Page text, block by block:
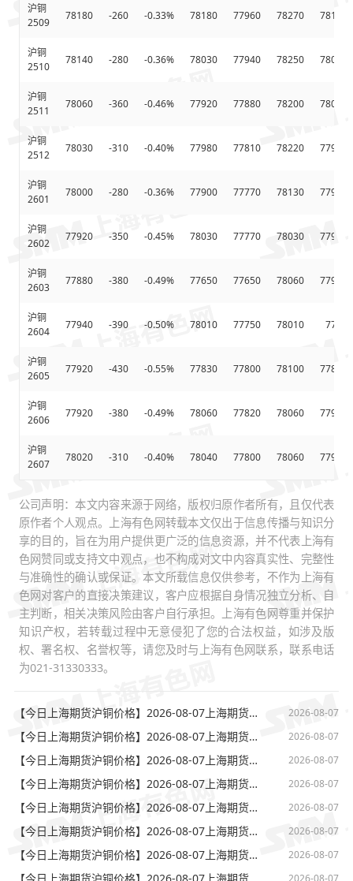
沪铜
2509
78180 -260 -0.33% 78180 77960 78270
沪铜
2510
78140 -280 -0.36% 78030 77940 78250
沪铜
2511
78060 -360 -0.46% 77920 77880 78200
沪铜
2512
78030 -310 -0.40% 77980 77810 78220
沪铜
2601
78000 -280 -0.36% 77900 77770 78130
沪铜
2602
77920 -350 -0.45% 78030 77770 78030
沪铜
2603
77880 -380 -0.49% 77650 77650 78060
沪铜
2604
77940 -390 -0.50% 78010 77750 78010
沪铜
2605
77920 -430 -0.55% 77830 77800 78100
沪铜
2606
77920 -380 -0.49% 78060 77820 78060
沪铜
2607
78020 -310 -0.40% 78040 77800 78060
公司声明：本文内容来源于网络，版权归原作者所有，且仅代表
原作者个人观点。上海有色网转载本文仅出于信息传播与知识分
享的目的，旨在为用户提供更广泛的信息资源，并不代表上海有
色网赞同或支持文中观点，也不构成对文中内容真实性、完整性
与准确性的确认或保证。本文所载信息仅供参考，不作为上海有
色网对客户的直接决策建议，客户应根据自身情况独立分析、自
主判断，相关决策风险由客户自行承担。上海有色网尊重并保护
知识产权，若转载过程中无意侵犯了您的合法权益，如涉及版
权、署名权、名誉权等，请您及时与上海有色网联系，联系电话
为021-31330333。
【今日上海期货沪铜价格】2026-08-07上海期货交易所夜盘(23:02)期货沪铜最新价格 2026-08-07
【今日上海期货沪铜价格】2026-08-07上海期货交易所夜盘(22:02)期货沪铜最新价格 2026-08-07
【今日上海期货沪铜价格】2026-08-07上海期货交易所夜盘(21:02)期货沪铜开盘价格 2026-08-07
【今日上海期货沪铜价格】2026-08-07上海期货交易所下午(15:02)期货沪铜收盘价格 2026-08-07
【今日上海期货沪铜价格】2026-08-07上海期货交易所下午(14:02)期货沪铜最新价格 2026-08-07
【今日上海期货沪铜价格】2026-08-07上海期货交易所下午(13:32)期货沪铜开盘价格 2026-08-07
【今日上海期货沪铜价格】2026-08-07上海期货交易所上午(11:32)期货沪铜收盘价格 2026-08-07
【今日上海期货沪铜价格】2026-08-07上海期货交易所上午(10:02)期货沪铜最新价格 2026-08-07